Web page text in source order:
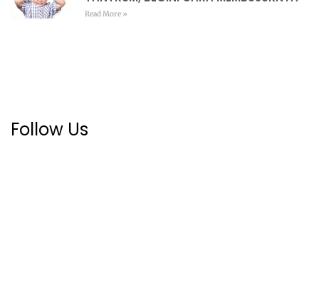
Read More »
Follow Us